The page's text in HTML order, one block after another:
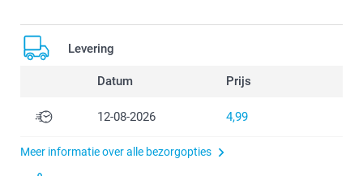
Levering
Datum Prijs
12-08-2026 4,99
Meer informatie over alle bezorgopties